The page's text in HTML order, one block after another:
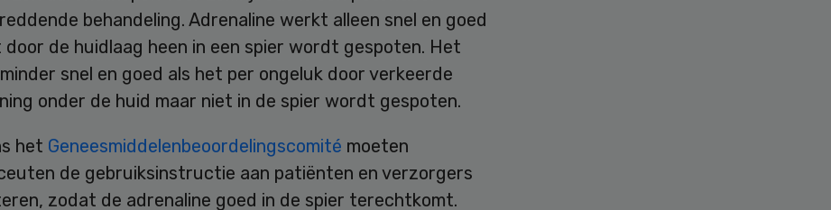
behandeling. Adrenaline werkt alleen snel en goed
door de huidlaag heen in een spier wordt gespoten. Het
snel en goed als het per ongeluk door verkeerde
onder de huid maar niet in de spier wordt gespoten.
het Geneesmiddelenbeoordelingscomité moeten
de gebruiksinstructie aan patiënten en verzorgers
zodat de adrenaline goed in de spier terechtkomt.